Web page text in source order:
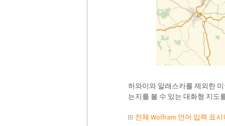
하와이와 알래스카를 제외한
는지를 볼 수 있는 대화형 지도
전체 Wolfram 언어 입력 표